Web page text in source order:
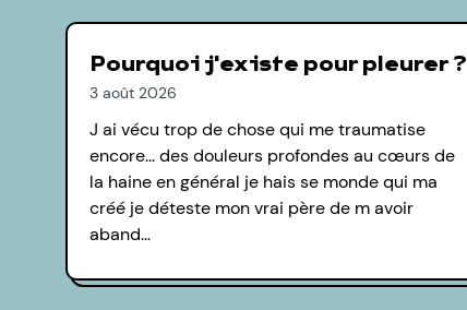
Pourquoi j'existe pour pleurer ?
3 août 2026
J ai vécu trop de chose qui me traumatise
encore... des douleurs profondes au cœurs de
la haine en général je hais se monde qui ma
créé je déteste mon vrai père de m avoir
aband…